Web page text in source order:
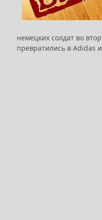
немецких солдат во
превратились в Adidas